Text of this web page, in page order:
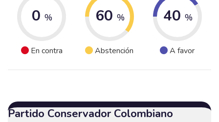
0 %
En contra
60 %
Abstención
40 %
A favor
Partido Conservador Colombiano